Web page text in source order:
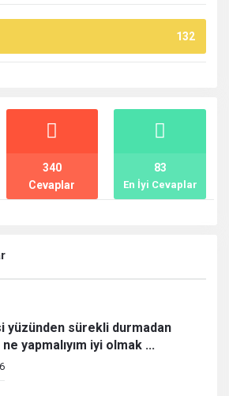
132
Cevaplar
340
En İyi Cevaplar
83
yüzünden sürekli durmadan
yapmalıyım iyi olmak ...